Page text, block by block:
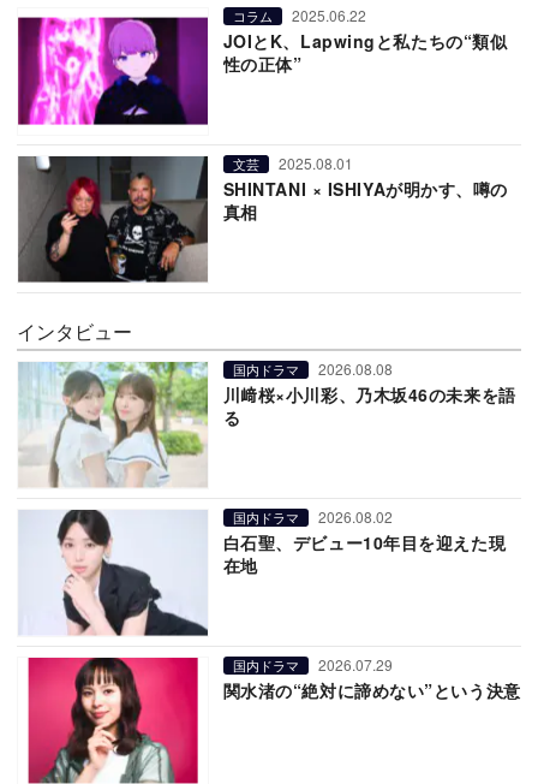
コラム 2025.06.22
JOIとK、Lapwingと私たちの“類似
性の正体”
文芸 2025.08.01
SHINTANI × ISHIYAが明かす、噂の
真相
インタビュー
国内ドラマ 2026.08.08
川﨑桜×小川彩、乃木坂46の未来を語
る
国内ドラマ 2026.08.02
白石聖、デビュー10年目を迎えた現
在地
国内ドラマ 2026.07.29
関水渚の“絶対に諦めない”という決意